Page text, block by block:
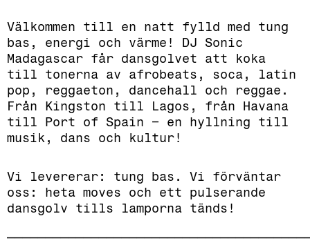
Välkommen till en natt fylld med tung
bas, energi och värme! DJ Sonic
Madagascar får dansgolvet att koka
till tonerna av afrobeats, soca, latin
pop, reggaeton, dancehall och reggae.
Från Kingston till Lagos, från Havana
till Port of Spain – en hyllning till
musik, dans och kultur!
Vi levererar: tung bas. Vi förväntar
oss: heta moves och ett pulserande
dansgolv tills lamporna tänds!